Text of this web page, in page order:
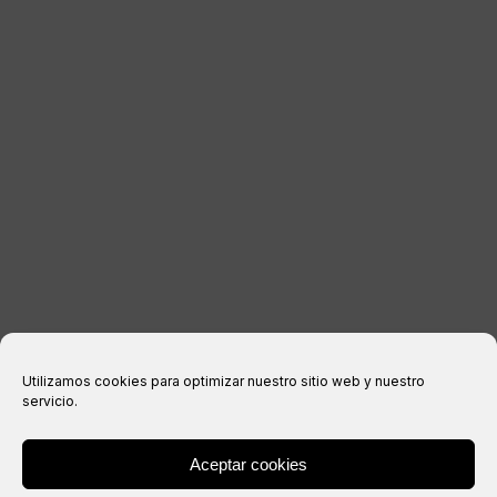
Utilizamos cookies para optimizar nuestro sitio web y nuestro
servicio.
Aceptar cookies
– Todos los derechos reservados.